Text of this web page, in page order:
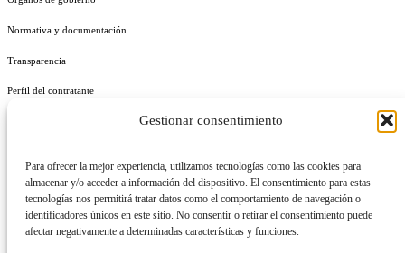
Gestionar consentimiento
Para ofrecer la mejor experiencia, utilizamos tecnologías como las cookies para
almacenar y/o acceder a información del dispositivo. El consentimiento para estas
tecnologías nos permitirá tratar datos como el comportamiento de navegación o
identificadores únicos en este sitio. No consentir o retirar el consentimiento puede
afectar negativamente a determinadas características y funciones.
Normativa y documentación
Transparencia
Perfil del contratante